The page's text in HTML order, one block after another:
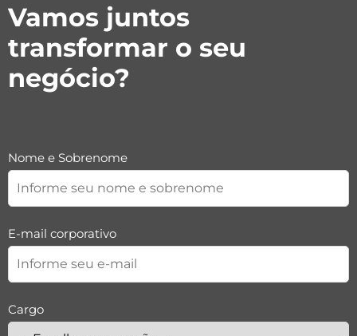
Vamos juntos
transformar o seu
negócio?
Nome e Sobrenome
E-mail corporativo
Cargo